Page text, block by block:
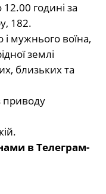
годині за
182.
і мужнього воїна,
землі
близьких та
приводу
в Телеграм-